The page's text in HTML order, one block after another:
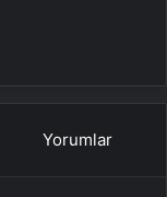
Yorumlar